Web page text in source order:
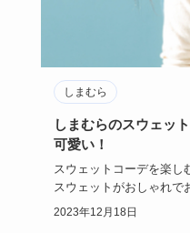
しまむら
しまむらのスウェッ
可愛い！
スウェットコーデを楽し
スウェットがおしゃれで
むらでは上下で…
2023年12月18日